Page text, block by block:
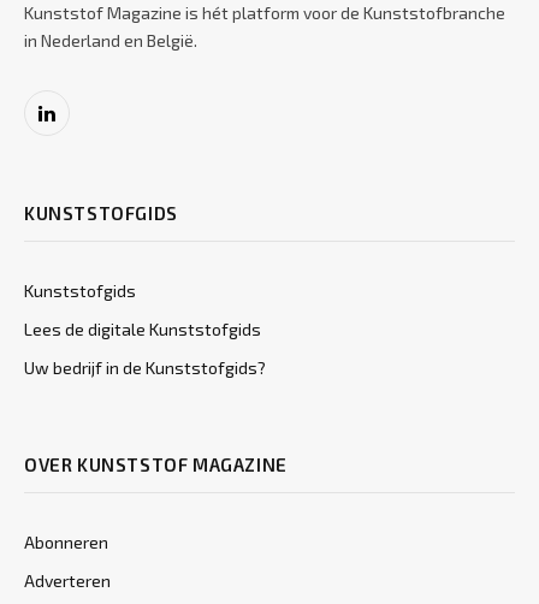
Kunststof Magazine is hét platform voor de Kunststofbranche
in Nederland en België.
LinkedIn
KUNSTSTOFGIDS
Kunststofgids
Lees de digitale Kunststofgids
Uw bedrijf in de Kunststofgids?
OVER KUNSTSTOF MAGAZINE
Abonneren
Adverteren